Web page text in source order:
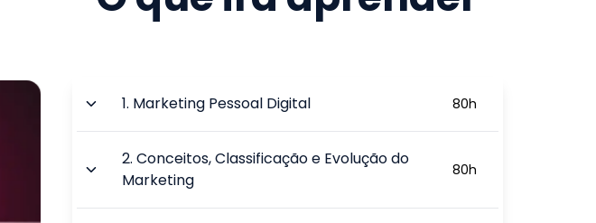
1. Marketing Pessoal Digital 80h
2.Conceitos, Classificação e Evolução do
Marketing
80h